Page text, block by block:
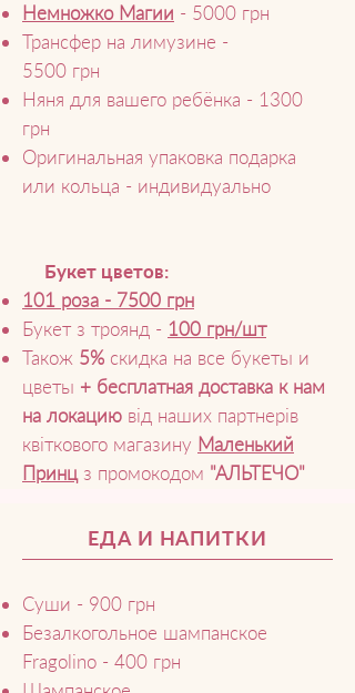
Немножко Магии - 5000 грн
Трансфер на лимузине -
5500 грн
Няня для вашего ребёнка - 1300
грн
Оригинальная упаковка подарка
или кольца - индивидуально
Букет цветов:
101 роза - 7500 грн
Букет з троянд - 100 грн/шт
Також 5% скидка на все букеты и
цветы + бесплатная доставка к нам
на локацию від наших партнерів
квіткового магазину Маленький
Принцз промокодом "АЛЬТЕЧО"
ЕДА И НАПИТКИ
Суши - 900 грн
Безалкогольное шампанское
Fragolino - 400 грн